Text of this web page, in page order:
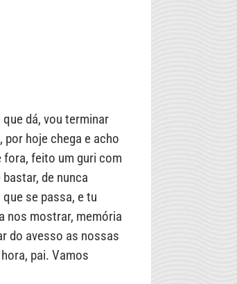
dá, vou terminar
por hoje chega e acho
fora, feito um guri com
de nunca
se passa, e tu
nos mostrar, memória
do avesso as nossas
pai. Vamos